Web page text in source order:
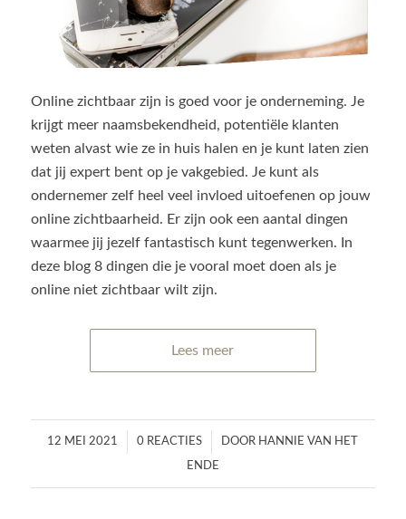
Online zichtbaar zijn is goed voor je onderneming. Je
krijgt meer naamsbekendheid, potentiële klanten
weten alvast wie ze in huis halen en je kunt laten zien
dat jij expert bent op je vakgebied. Je kunt als
ondernemer zelf heel veel invloed uitoefenen op jouw
online zichtbaarheid. Er zijn ook een aantal dingen
waarmee jij jezelf fantastisch kunt tegenwerken. In
deze blog 8 dingen die je vooral moet doen als je
online niet zichtbaar wilt zijn.
Lees meer
12 MEI 2021
/ 0 REACTIES
/ DOOR HANNIE VAN HET
ENDE